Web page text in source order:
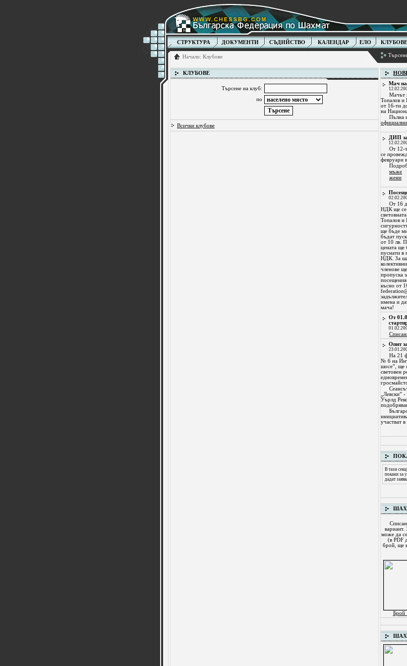
СТРУКТУРА ДОКУМЕНТИ СЪДИЙСТВО КАЛЕНДАР ЕЛО КЛУБОВЕ
Начало: Клубове
КЛУБОВЕ
Търсене на клуб:
по
Всички клубове
Мач на
Мачът
Топалов и
от 16-ти
на
Пълна
ДИП
От 12-
се
февруари
мъже
жени
От 16
НДК ще се
Топалов и
ще бъде
бъдат
от 10 лв.
цената ще
пуснати в
НДК. За
членове
пропуска
късно от
имена и
мача!
От
Опит
На 21
№ 6 на
шосе”, ще
световен
„Левски”
Уърлд
участват в
В тази
покани за
дадат
вариант.
може да
(в PDF
брой, ще
Брой
ШАХ